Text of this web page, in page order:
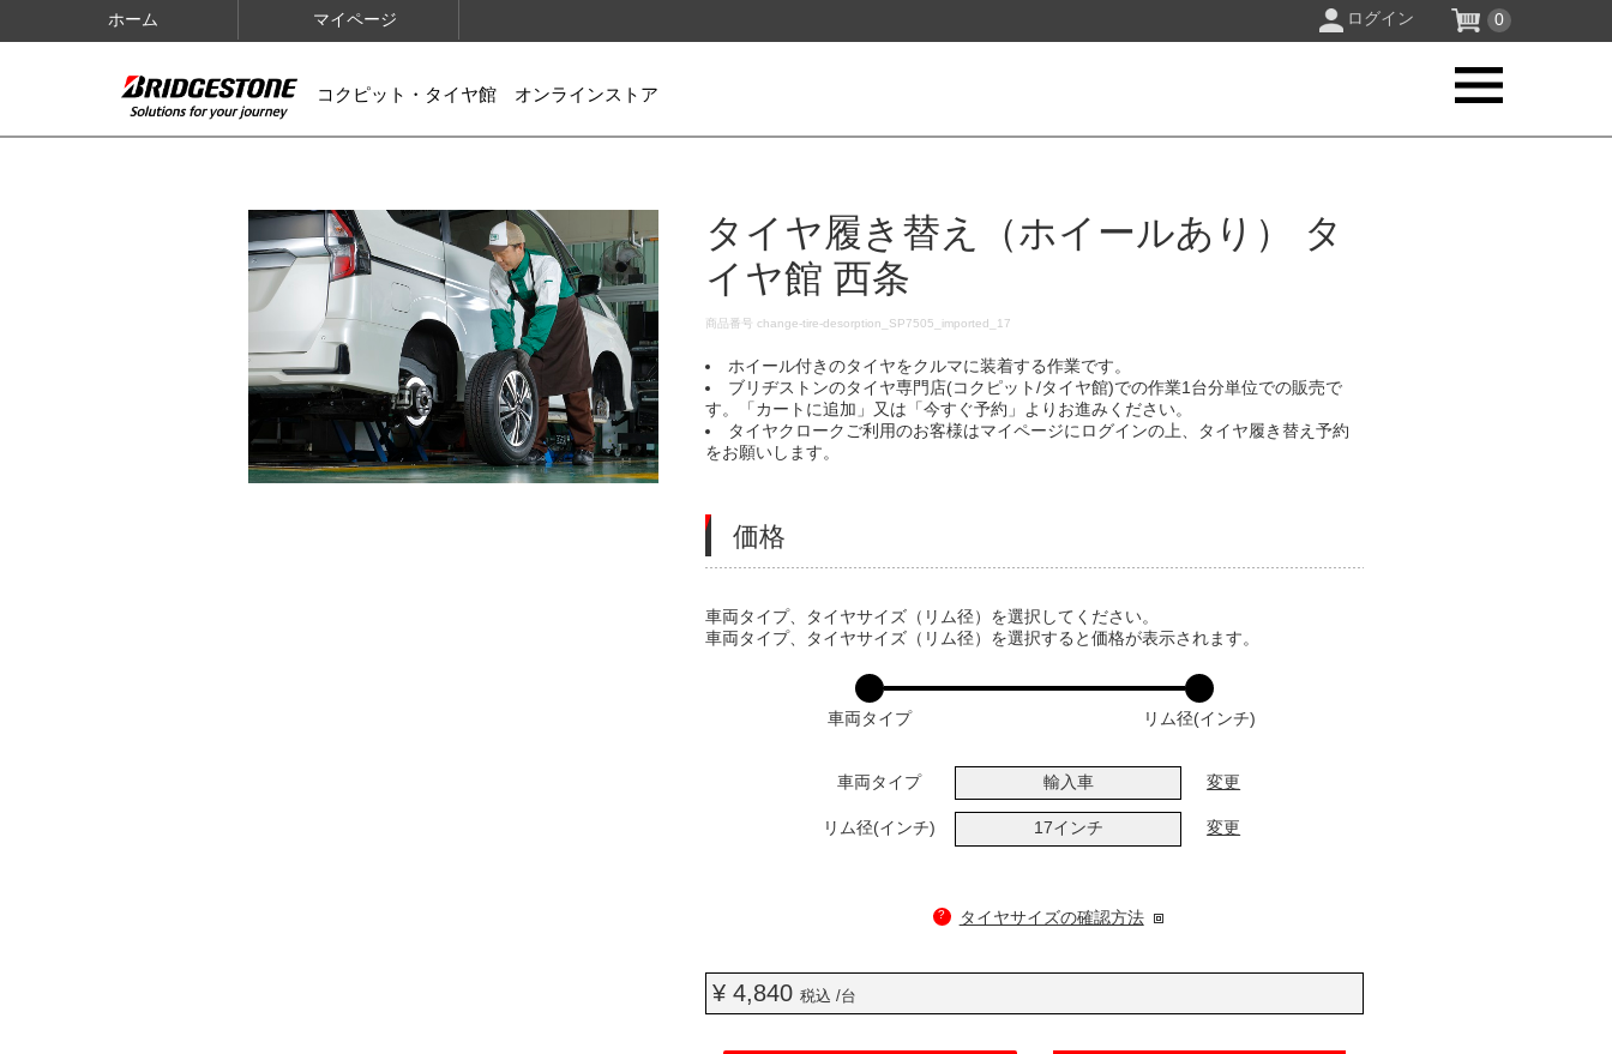
ホーム マイページ ログイン 0
コクピット・タイヤ館 オンラインストア
IMAGES
タイヤ履き替え（ホイールあり） タ
イヤ館 西条
DETAILS
商品番号change-tire-desorption_SP7505_imported_17
ホイール付きのタイヤをクルマに装着する作業です。
ブリヂストンのタイヤ専門店(コクピット/タイヤ館)での作業1台分単位での販売で
す。「カートに追加」又は「今すぐ予約」よりお進みください。
タイヤクロークご利用のお客様はマイページにログインの上、タイヤ履き替え予約
をお願いします。
価格
VARIATIONS
車両タイプ、タイヤサイズ（リム径）を選択してください。
車両タイプ、タイヤサイズ（リム径）を選択すると価格が表示されます。
車両タイプ リム径(インチ)
車両タイプ 輸入車 変更
リム径(インチ) 17インチ 変更
? タイヤサイズの確認方法
¥ 4,840税込 /台